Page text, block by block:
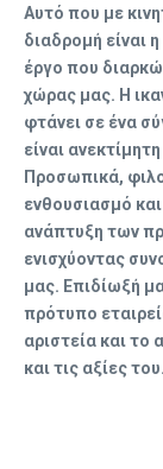
Αυτό που με
διαδρομή είναι
έργο που
χώρας μας. Η
φτάνει σε ένα
είναι
Προσωπικά,
ενθουσιασμό
ανάπτυξη των
ενισχύοντας
μας. Επιδίωξή
πρότυπο
αριστεία και
και τις αξίες του.